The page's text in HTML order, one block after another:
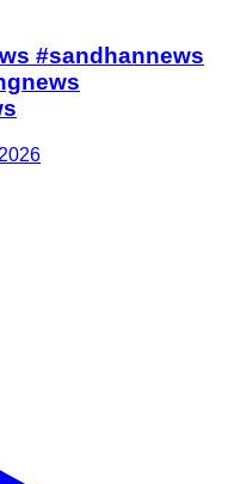
#sandhannews